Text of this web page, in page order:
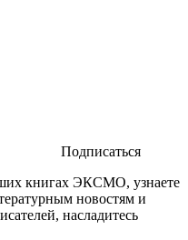
Подписаться
книгах ЭКСМО, узнаете
новостям и
насладитесь